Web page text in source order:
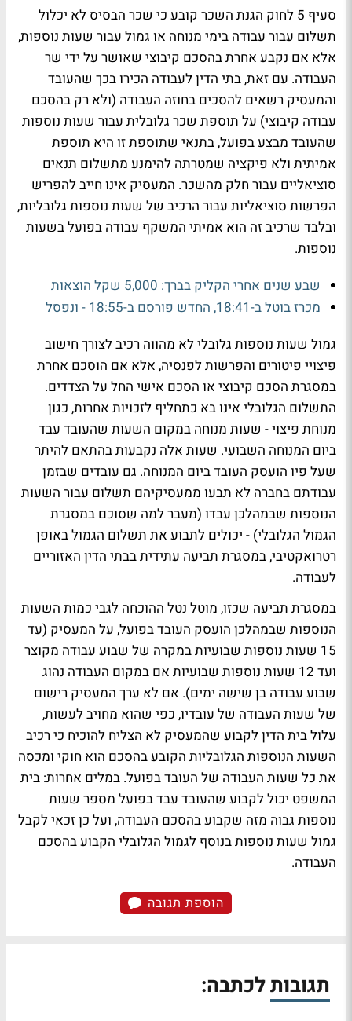
סעיף 5 לחוק הגנת השכר קובע כי שכר הבסיס לא יכלול
תשלום עבור עבודה בימי מנוחה או גמול עבור שעות נוספות,
אלא אם נקבע אחרת בהסכם קיבוצי שאושר על ידי שר
העבודה. עם זאת, בתי הדין לעבודה הכירו בכך שהעובד
והמעסיק רשאים להסכים בחוזה העבודה (ולא רק בהסכם
עבודה קיבוצי) על תוספת שכר גלובלית עבור שעות נוספות
שהעובד מבצע בפועל, בתנאי שתוספת זו היא תוספת
אמיתית ולא פיקציה שמטרתה להימנע מתשלום תנאים
סוציאליים עבור חלק מהשכר. המעסיק אינו חייב להפריש
הפרשות סוציאליות עבור הרכיב של שעות נוספות גלובליות,
ובלבד שרכיב זה הוא אמיתי המשקף עבודה בפועל בשעות
נוספות.
שבע שנים אחרי הקליק בברך: 5,000 שקל הוצאות
מכרז בוטל ב-18:41, החדש פורסם ב-18:55 - ונפסל
גמול שעות נוספות גלובלי לא מהווה רכיב לצורך חישוב
פיצויי פיטורים והפרשות לפנסיה, אלא אם הוסכם אחרת
במסגרת הסכם קיבוצי או הסכם אישי החל על הצדדים.
התשלום הגלובלי אינו בא כתחליף לזכויות אחרות, כגון
מנוחת פיצוי - שעות מנוחה במקום השעות שהעובד עבד
ביום המנוחה השבועי. שעות אלה נקבעות בהתאם להיתר
שעל פיו הועסק העובד ביום המנוחה. גם עובדים שבזמן
עבודתם בחברה לא תבעו ממעסיקיהם תשלום עבור השעות
הנוספות שבמהלכן עבדו (מעבר למה שסוכם במסגרת
הגמול הגלובלי) - יכולים לתבוע את תשלום הגמול באופן
רטרואקטיבי, במסגרת תביעה עתידית בבתי הדין האזוריים
לעבודה.
במסגרת תביעה שכזו, מוטל נטל ההוכחה לגבי כמות השעות
הנוספות שבמהלכן הועסק העובד בפועל, על המעסיק (עד
15 שעות נוספות שבועיות במקרה של שבוע עבודה מקוצר
ועד 12 שעות נוספות שבועיות אם במקום העבודה נהוג
שבוע עבודה בן שישה ימים). אם לא ערך המעסיק רישום
של שעות העבודה של עובדיו, כפי שהוא מחויב לעשות,
עלול בית הדין לקבוע שהמעסיק לא הצליח להוכיח כי רכיב
השעות הנוספות הגלובליות הקובע בהסכם הוא חוקי ומכסה
את כל שעות העבודה של העובד בפועל. במלים אחרות: בית
המשפט יכול לקבוע שהעובד עבד בפועל מספר שעות
נוספות גבוה מזה שקבוע בהסכם העבודה, ועל כן זכאי לקבל
גמול שעות נוספות בנוסף לגמול הגלובלי הקבוע בהסכם
העבודה.
הוספת תגובה
תגובות לכתבה: